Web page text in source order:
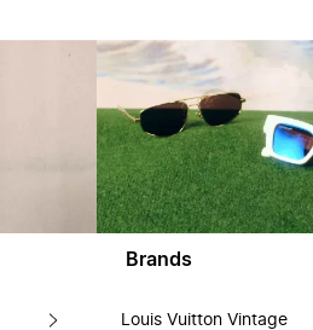
Brands
Louis Vuitton Vintage